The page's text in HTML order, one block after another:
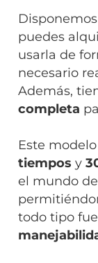
puedes
usarla de
necesario
Además,
completa
Este
tiempos y
el mundo
todo tipo